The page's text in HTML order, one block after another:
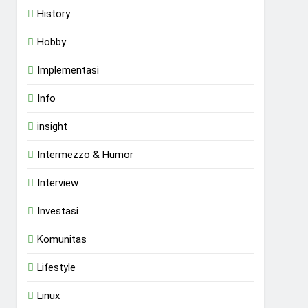
History
Hobby
Implementasi
Info
insight
Intermezzo & Humor
Interview
Investasi
Komunitas
Lifestyle
Linux